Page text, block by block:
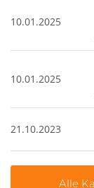
10.01.2025
10.01.2025
21.10.2023